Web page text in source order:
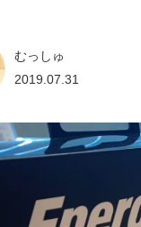
むっしゅ
2019.07.31